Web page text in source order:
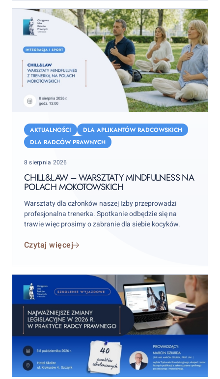
warsztaty
Polach
Mokotowskich
AKTUALNOŚCI
DLA APLIKANTÓW RADCOWSKICH
DLA RADCÓW PRAWNYCH
Posted
8 sierpnia 2026
CHILL&LAW – WARSZTATY MINDFULNESS NA
POLACH MOKOTOWSKICH
Warsztaty dla członków naszej Izby przeprowadzi
profesjonalna trenerka. Spotkanie odbędzie się na
trawie więc prosimy o zabranie dla siebie kocyków.
Czytaj więcej